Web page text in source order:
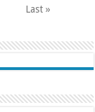
Last »